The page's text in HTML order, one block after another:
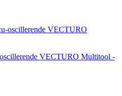
VECTURO Multitool -